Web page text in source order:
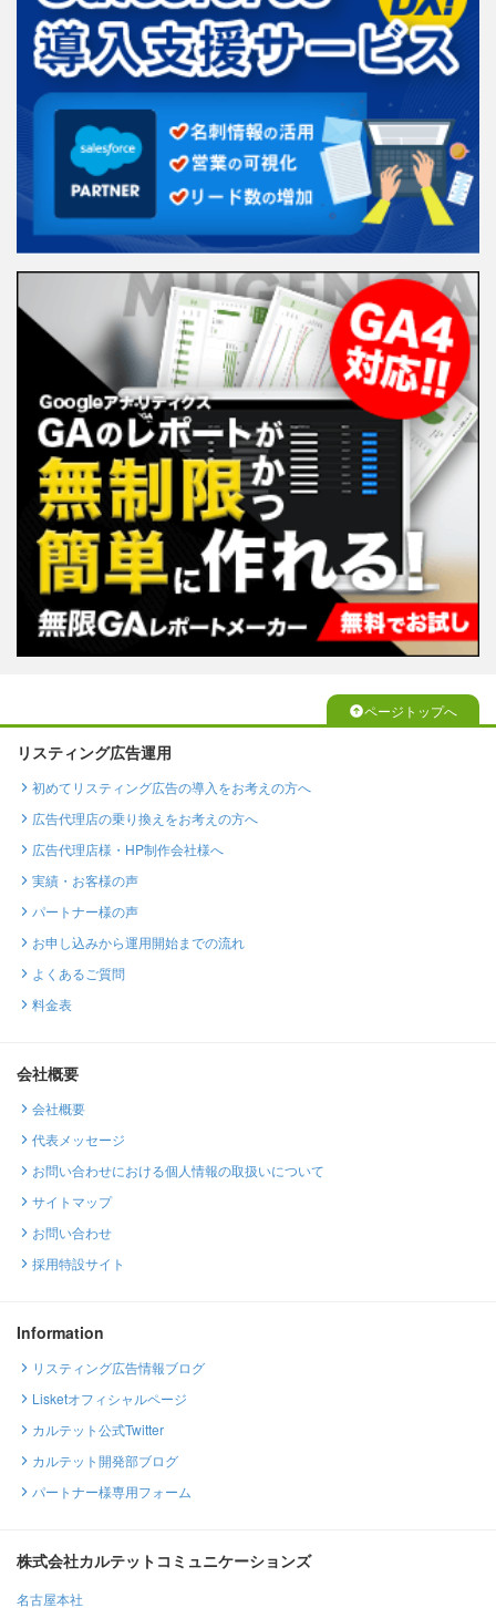
ページトップへ
リスティング広告運用
初めてリスティング広告の導入をお考えの方へ
広告代理店の乗り換えをお考えの方へ
広告代理店様・HP制作会社様へ
実績・お客様の声
パートナー様の声
お申し込みから運用開始までの流れ
よくあるご質問
料金表
会社概要
会社概要
代表メッセージ
お問い合わせにおける個人情報の取扱いについて
サイトマップ
お問い合わせ
採用特設サイト
Information
リスティング広告情報ブログ
Lisketオフィシャルページ
カルテット公式Twitter
カルテット開発部ブログ
パートナー様専用フォーム
株式会社カルテットコミュニケーションズ
名古屋本社